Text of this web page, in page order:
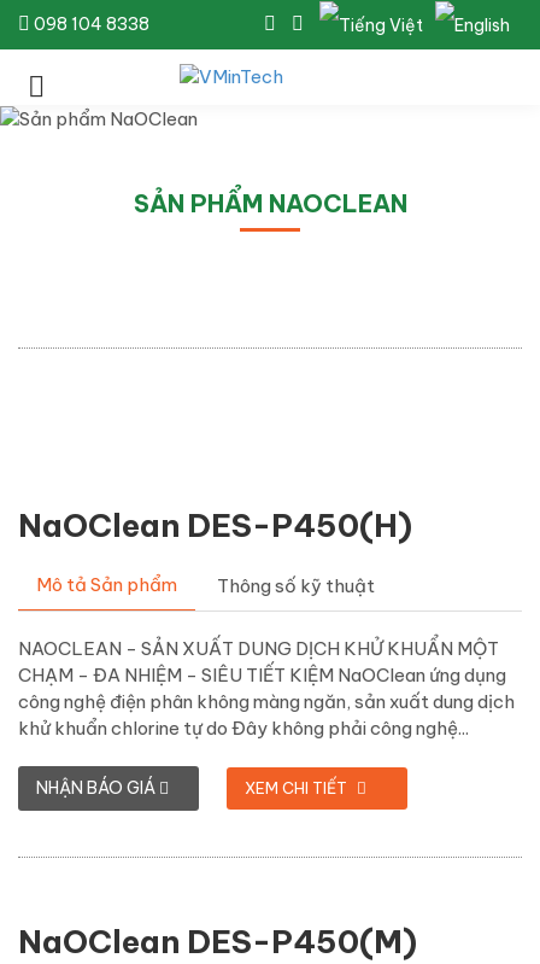
098 104 8338
SẢN PHẨM NAOCLEAN
NaOClean DES-P450(H)
Mô tả Sản phẩm Thông số kỹ thuật
NAOCLEAN - SẢN XUẤT DUNG DỊCH KHỬ KHUẨN MỘT
CHẠM - ĐA NHIỆM - SIÊU TIẾT KIỆM NaOClean ứng dụng
công nghệ điện phân không màng ngăn, sản xuất dung dịch
khử khuẩn chlorine tự do Đây không phải công nghệ...
NHẬN BÁO GIÁ XEM CHI TIẾT
NaOClean DES-P450(M)